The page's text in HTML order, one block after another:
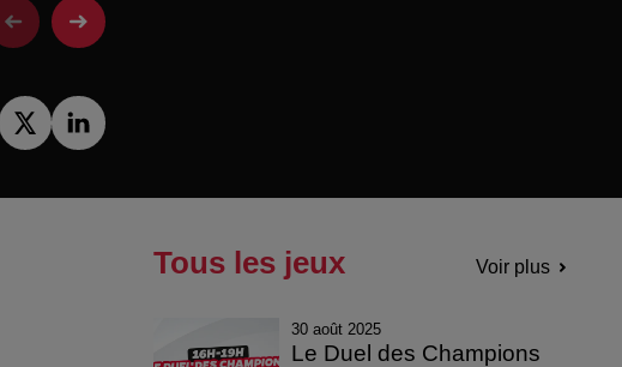
Tous les jeux Voir plus
30 août 2025
Le Duel des Champions